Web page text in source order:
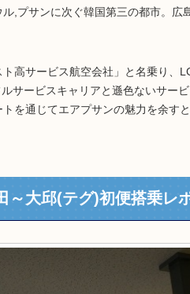
,プサンに次ぐ韓国第三の都市。広
高サービス航空会社」と名乗り、
サービスキャリアと遜色ないサー
を通じてエアプサンの魅力を余す
～大邱(テグ)初便搭乗レ